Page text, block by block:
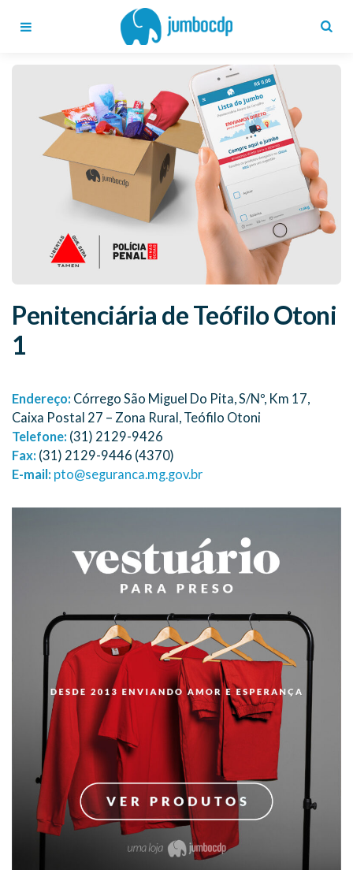
Penitenciária de Teófilo Otoni
1
Endereço: Córrego São Miguel Do Pita, S/Nº, Km 17,
Caixa Postal 27 – Zona Rural, Teófilo Otoni
Telefone: (31) 2129-9426
Fax: (31) 2129-9446 (4370)
E-mail: pto@seguranca.mg.gov.br